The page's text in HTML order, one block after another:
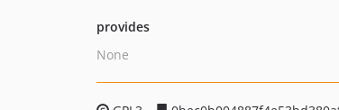
provides
None